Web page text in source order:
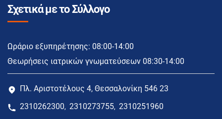
Σχετικά με το Σύλλογο
Ωράριο εξυπηρέτησης: 08:00-14:00
Θεωρήσεις ιατρικών γνωματεύσεων 08:30-14:00
Πλ. Αριστοτέλους 4, Θεσσαλονίκη 546 23
2310262300, 2310273755, 2310251960